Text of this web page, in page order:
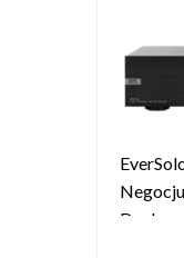
Dealer